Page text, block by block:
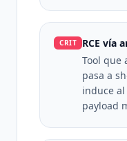
CRIT
RCE vía
Tool que
pasa a
induce
payload